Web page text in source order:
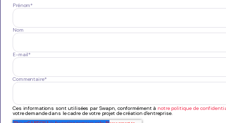
Prénom*
Nom
E-mail*
Commentaire*
Ces informations sont utilisées par Swapn, conformément à notre politique de
votre demande dans le cadre de votre projet de création d'entreprise.